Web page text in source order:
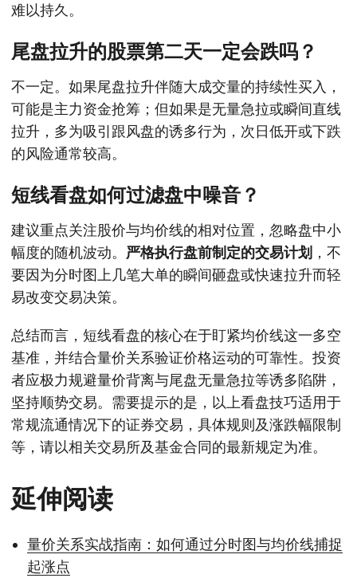
难以持久。
尾盘拉升的股票第二天一定会跌吗？
不一定。如果尾盘拉升伴随大成交量的持续性买入，
可能是主力资金抢筹；但如果是无量急拉或瞬间直线
拉升，多为吸引跟风盘的诱多行为，次日低开或下跌
的风险通常较高。
短线看盘如何过滤盘中噪音？
建议重点关注股价与均价线的相对位置，忽略盘中小
幅度的随机波动。 严格执行盘前制定的交易计划 ，不
要因为分时图上几笔大单的瞬间砸盘或快速拉升而轻
易改变交易决策。
总结而言，短线看盘的核心在于盯紧均价线这一多空
基准，并结合量价关系验证价格运动的可靠性。投资
者应极力规避量价背离与尾盘无量急拉等诱多陷阱，
坚持顺势交易。需要提示的是，以上看盘技巧适用于
常规流通情况下的证券交易，具体规则及涨跌幅限制
等，请以相关交易所及基金合同的最新规定为准。
延伸阅读
量价关系实战指南：如何通过分时图与均价线捕捉
起涨点